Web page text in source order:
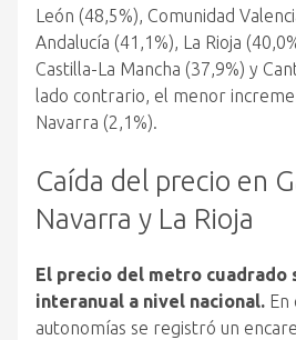
León (48,5%), Comunidad
Andalucía (41,1%), La Rioja
Castilla-La Mancha (37,9%) y
lado contrario, el menor
Navarra (2,1%).
Caída del precio en
Navarra y La Rioja
El precio del metro cuadrado
interanual a nivel nacional. En
autonomías se registró un